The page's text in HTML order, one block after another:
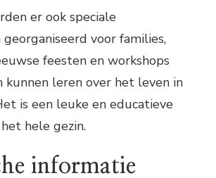
er ook speciale
voor families,
feesten en workshops
kunnen leren over het leven in
is een leuke en educatieve
hele gezin.
informatie